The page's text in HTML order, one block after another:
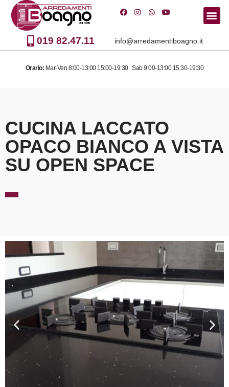
Vai
contenuto
019 82.47.11 info@arredamentiboagno.it
Orario: Mar-Ven 8:00-13:00 15:00-19:30 Sab 9:00-13:00 15:30-19:30
CUCINA LACCATO
OPACO BIANCO A VISTA
SU OPEN SPACE